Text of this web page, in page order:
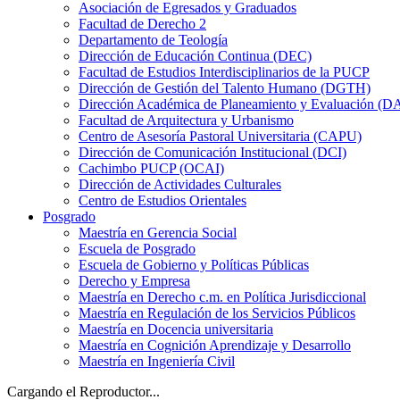
Asociación de Egresados y Graduados
Facultad de Derecho 2
Departamento de Teología
Dirección de Educación Continua (DEC)
Facultad de Estudios Interdisciplinarios de la PUCP
Dirección de Gestión del Talento Humano (DGTH)
Dirección Académica de Planeamiento y Evaluación
Facultad de Arquitectura y Urbanismo
Centro de Asesoría Pastoral Universitaria (CAPU)
Dirección de Comunicación Institucional (DCI)
Cachimbo PUCP (OCAI)
Dirección de Actividades Culturales
Centro de Estudios Orientales
Posgrado
Maestría en Gerencia Social
Escuela de Posgrado
Escuela de Gobierno y Políticas Públicas
Derecho y Empresa
Maestría en Derecho c.m. en Política Jurisdiccional
Maestría en Regulación de los Servicios Públicos
Maestría en Docencia universitaria
Maestría en Cognición Aprendizaje y Desarrollo
Maestría en Ingeniería Civil
Cargando el Reproductor...